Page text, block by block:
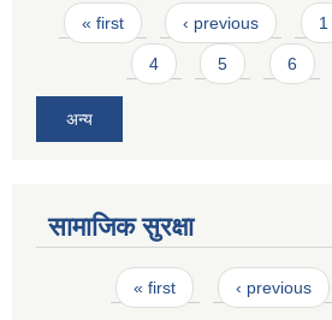
Pages
« first ‹ previous 1
4 5 6
अन्य
सामाजिक सुरक्षा
Pages« first ‹ previous